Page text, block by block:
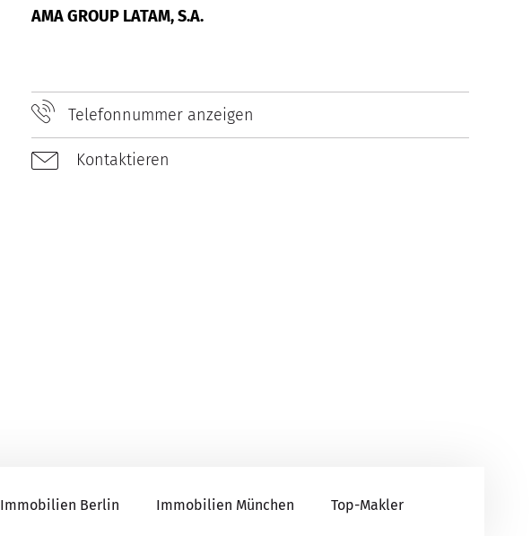
AMA GROUP LATAM, S.A.
Telefonnummer anzeigen
Kontaktieren
Immobilien Berlin Immobilien München Top-Makler